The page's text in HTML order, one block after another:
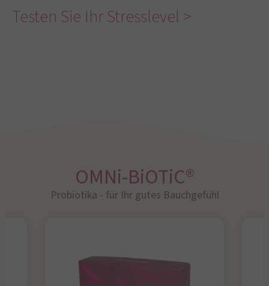
Testen Sie Ihr Stresslevel >
OMNi-BiOTiC®
Probiotika - für Ihr gutes Bauchgefühl​